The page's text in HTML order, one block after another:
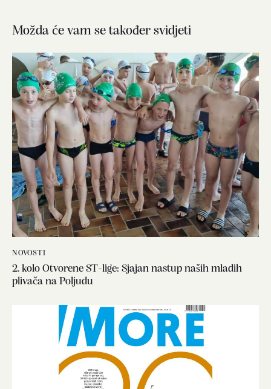
Možda će vam se također svidjeti
NOVOSTI
2. kolo Otvorene ST-lige: Sjajan nastup naših mladih
plivača na Poljudu